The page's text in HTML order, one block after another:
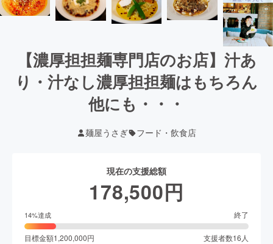
【濃厚担担麺専門店のお店】汁あ
り・汁なし濃厚担担麺はもちろん
他にも・・・
麺屋うさぎ フード・飲食店
現在の支援総額
178,500円
14%達成 終了
目標金額1,200,000円 支援者数16 人